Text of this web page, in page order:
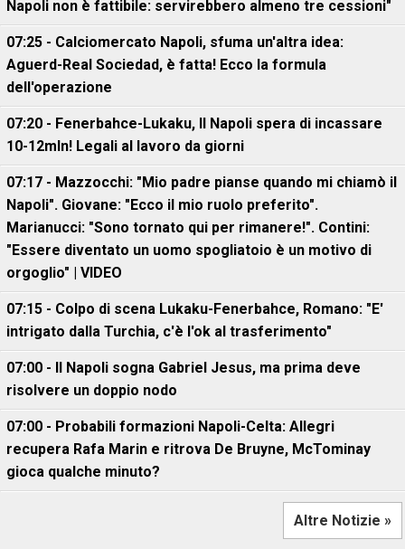
Napoli non è fattibile: servirebbero almeno tre cessioni"
07:25 - Calciomercato Napoli, sfuma un'altra idea:
Aguerd-Real Sociedad, è fatta! Ecco la formula
dell'operazione
07:20 - Fenerbahce-Lukaku, ll Napoli spera di incassare
10-12mln! Legali al lavoro da giorni
07:17 - Mazzocchi: "Mio padre pianse quando mi chiamò il
Napoli". Giovane: "Ecco il mio ruolo preferito".
Marianucci: "Sono tornato qui per rimanere!". Contini:
"Essere diventato un uomo spogliatoio è un motivo di
orgoglio" | VIDEO
07:15 - Colpo di scena Lukaku-Fenerbahce, Romano: "E'
intrigato dalla Turchia, c'è l'ok al trasferimento"
07:00 - Il Napoli sogna Gabriel Jesus, ma prima deve
risolvere un doppio nodo
07:00 - Probabili formazioni Napoli-Celta: Allegri
recupera Rafa Marin e ritrova De Bruyne, McTominay
gioca qualche minuto?
Altre Notizie »